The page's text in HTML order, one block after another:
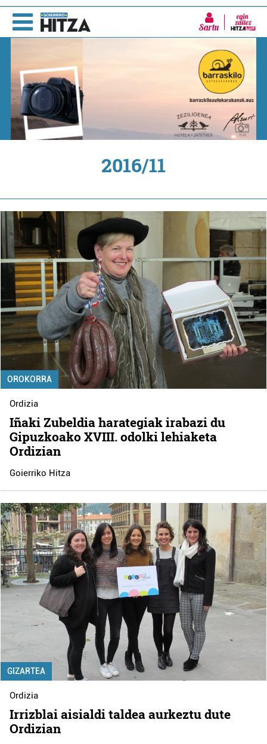
Sartu
2016/11
OROKORRA
Ordizia
Iñaki Zubeldia harategiak irabazi du
Gipuzkoako XVIII. odolki lehiaketa
Ordizian
Goierriko Hitza
GIZARTEA
Ordizia
Irrizblai aisialdi taldea aurkeztu dute
Ordizian